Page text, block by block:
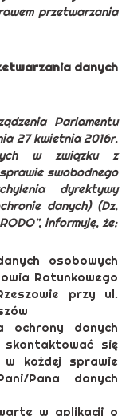
przetwarzania
danych
Parlamentu
27 kwietnia 2016r.
w związku z
swobodnego
dyrektywy
danych) (Dz.
informuję, że:
osobowych
Ratunkowego
przy ul.
ochrony danych
się
w każdej sprawie
Pana danych
w aplikacji o